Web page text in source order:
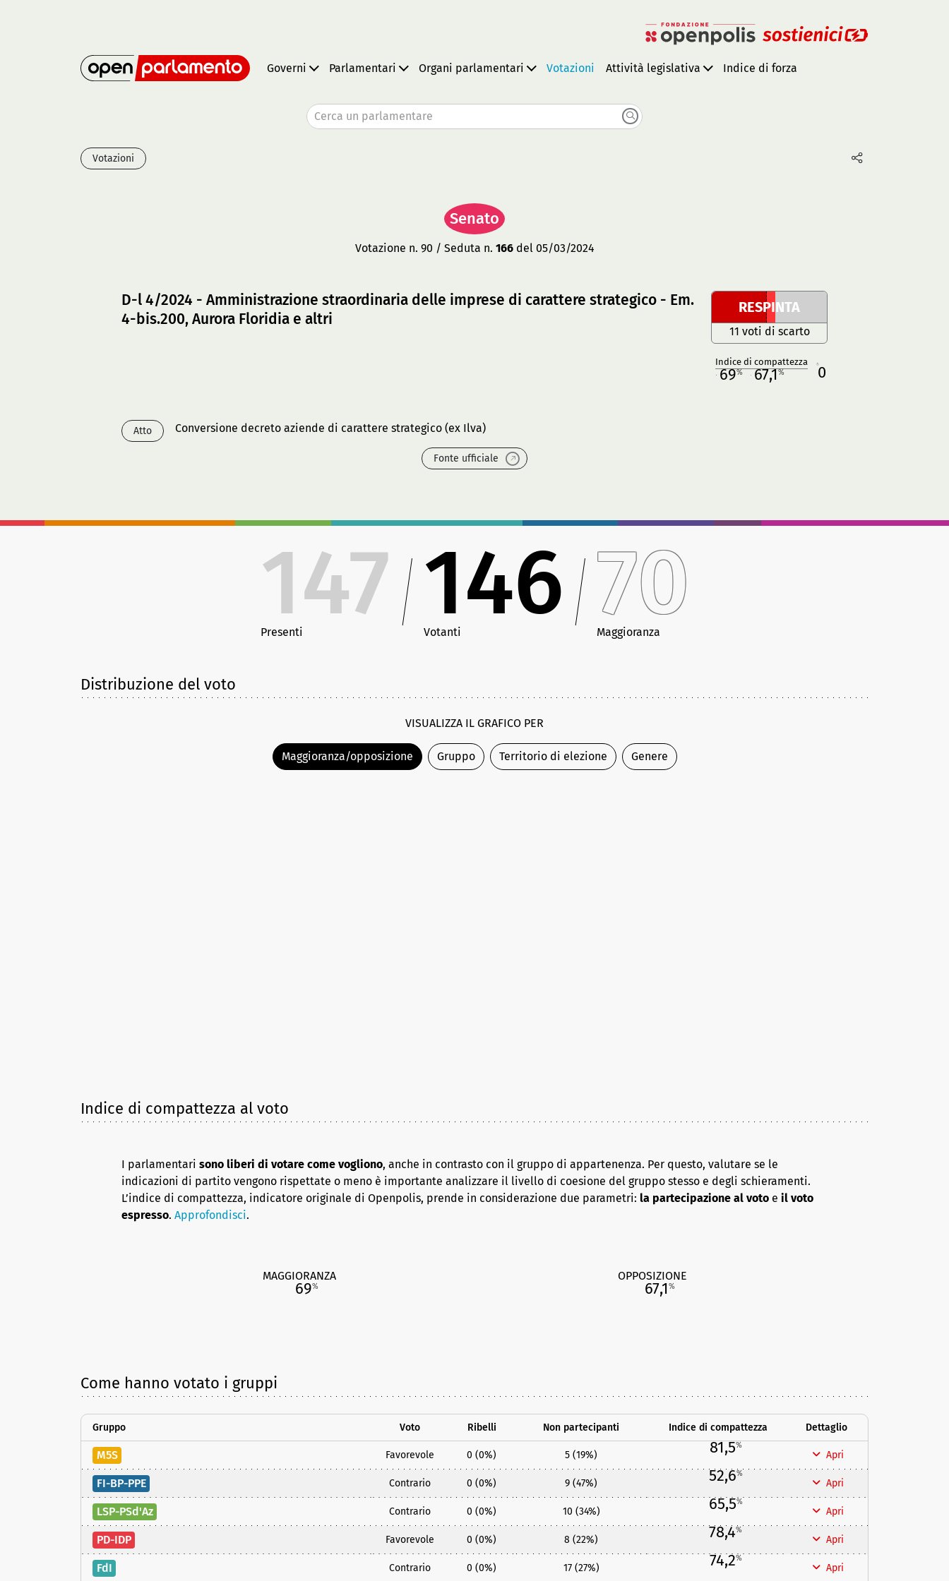
Governi Parlamentari Organi parlamentari Votazioni Attività legislativa Indice di forza
Cerca un parlamentare
Votazioni
Senato
Votazione n. 90 / Seduta n. 166del 05/03/2024
D-l 4/2024 - Amministrazione straordinaria delle imprese di carattere strategico - Em.
4-bis.200, Aurora Floridia e altri
RESPINTA
11 voti di scarto
Indice di compattezza
69% 67,1% 0
Atto Conversione decreto aziende di carattere strategico (ex Ilva)
Fonte ufficiale
147
Presenti 146
Votanti 70
Maggioranza
Distribuzione del voto
VISUALIZZA IL GRAFICO PER
Maggioranza/opposizione Gruppo Territorio di elezione Genere
Indice di compattezza al voto
I parlamentari sono liberi di votare come vogliono, anche in contrasto con il gruppo di appartenenza. Per questo, valutare se le
indicazioni di partito vengono rispettate o meno è importante analizzare il livello di coesione del gruppo stesso e degli schieramenti.
L’indice di compattezza, indicatore originale di Openpolis, prende in considerazione due parametri: la partecipazione al voto e il voto
espresso. Approfondisci.
MAGGIORANZA
69%
OPPOSIZIONE
67,1%
Come hanno votato i gruppi
Gruppo Voto Ribelli Non partecipanti Indice di compattezza Dettaglio
M5S Favorevole 0 (0%) 5 (19%) 81,5%
Apri
FI-BP-PPE Contrario 0 (0%) 9 (47%) 52,6%
Apri
LSP-PSd'Az Contrario 0 (0%) 10 (34%) 65,5%
Apri
PD-IDP Favorevole 0 (0%) 8 (22%) 78,4%
Apri
FdI Contrario 0 (0%) 17 (27%) 74,2%
Apri